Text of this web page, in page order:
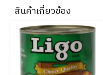
สินค้าเกี่ยวข้อง